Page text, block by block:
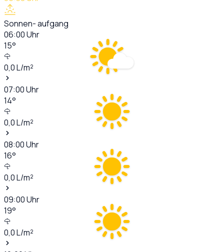
Sonnen- aufgang
06:00Uhr
15°
0,0L/m²
07:00Uhr
14°
0,0L/m²
08:00Uhr
16°
0,0L/m²
09:00Uhr
19°
0,0L/m²